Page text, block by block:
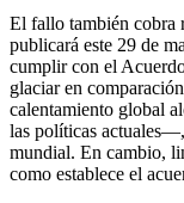
El fallo también cobra
publicará este 29 de
cumplir con el
glaciar en
calentamiento global
las políticas
mundial. En cambio,
como establece el